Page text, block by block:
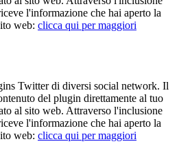
l'informazione che hai aperto la
web: clicca qui per maggiori
Twitter di diversi social network. Il
del plugin direttamente al tuo
al sito web. Attraverso l'inclusione
l'informazione che hai aperto la
web: clicca qui per maggiori